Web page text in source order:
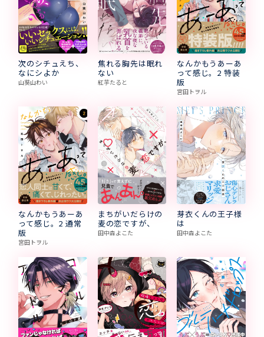
次のシチュえち、
なにシよか
山葵山わい
焦れる胸先は眠れ
ない
紅芋たると
なんかもうあーあ
って感じ。2 特装
版
宮田トヲル
なんかもうあーあ
って感じ。2 通常
版
宮田トヲル
まちがいだらけの
麦の恋ですが、
田中森よこた
芽衣くんの王子様
は
田中森よこた